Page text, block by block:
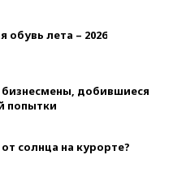
обувь лета – 2026
добившиеся
попытки
солнца на курорте?